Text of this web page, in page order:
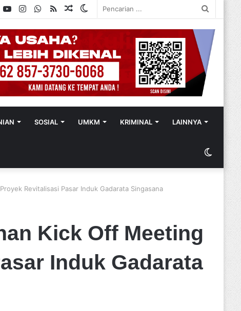
Switch
Random
RSS
WhatsApp
Instagram
YouTube
SOSIAL UMKM KRIMINAL LAINNYA
Switch
skin
Revitalisasi Pasar Induk Gadarata Singasana
Kick Off Meeting
Induk Gadarata